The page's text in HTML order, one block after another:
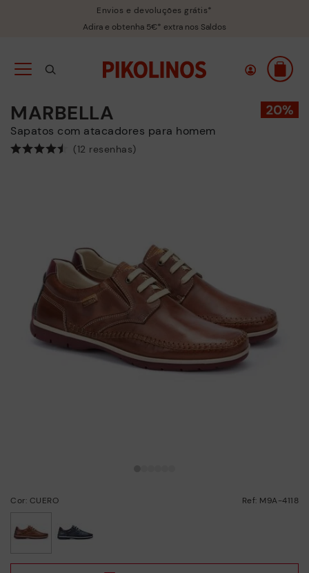
Envios e devoluções grátis*
Adira e obtenha 5€* extra nos Saldos
MARBELLA
Sapatos com atacadores para homem
(12 resenhas)
Cor: CUERO Ref: M9A-4118